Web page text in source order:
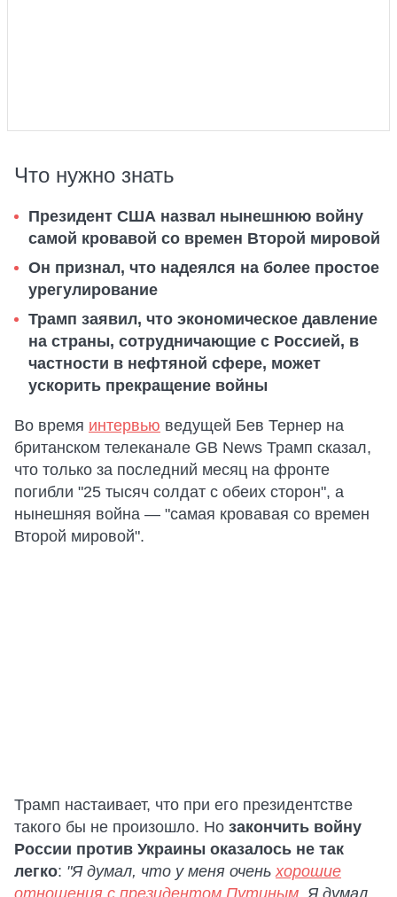
Что нужно знать
Президент США назвал нынешнюю войну
самой кровавой со времен Второй мировой
Он признал, что надеялся на более простое
урегулирование
Трамп заявил, что экономическое давление
на страны, сотрудничающие с Россией, в
частности в нефтяной сфере, может
ускорить прекращение войны
Во время интервью ведущей Бев Тернер на
британском телеканале GB News Трамп сказал,
что только за последний месяц на фронте
погибли "25 тысяч солдат с обеих сторон", а
нынешняя война — "самая кровавая со времен
Второй мировой".
Трамп настаивает, что при его президентстве
такого бы не произошло. Но закончить войну
России против Украины оказалось не так
легко: "Я думал, что у меня очень хорошие
отношения с президентом Путиным. Я думал,